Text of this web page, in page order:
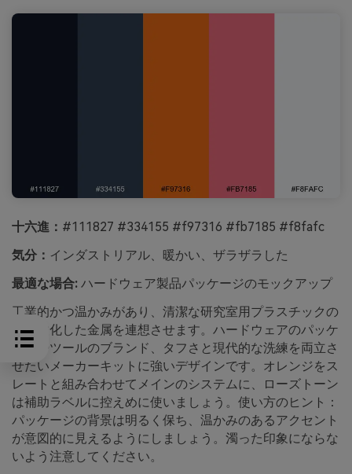
十六進： #111827 #334155 #f97316 #fb7185 #f8fafc
気分： インダストリアル、暖かい、ザラザラした
最適な場合: ハードウェア製品パッケージのモックアップ
工業的かつ温かみがあり、清潔な研究室用プラスチックの
隣に酸化した金属を連想させます。ハードウェアのパッケ
ージやツールのブランド、タフさと現代的な洗練を両立さ
せたいメーカーキットに強いデザインです。オレンジをス
レートと組み合わせてメインのシステムに、ローズトーン
は補助ラベルに控えめに使いましょう。使い方のヒント：
パッケージの背景は明るく保ち、温かみのあるアクセント
が意図的に見えるようにしましょう。濁った印象にならな
いよう注意してください。